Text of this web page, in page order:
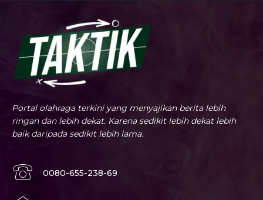
Portal olahraga terkini yang menyajikan berita lebih
ringan dan lebih dekat. Karena sedikit lebih dekat lebih
baik daripada sedikit lebih lama.
0080-655-238-69